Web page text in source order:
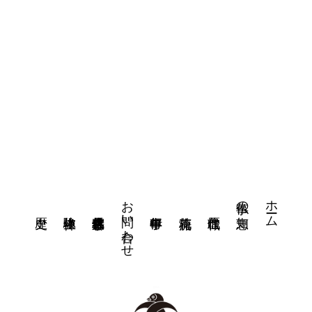
ホーム
仏事の知恵
お問い合わせ